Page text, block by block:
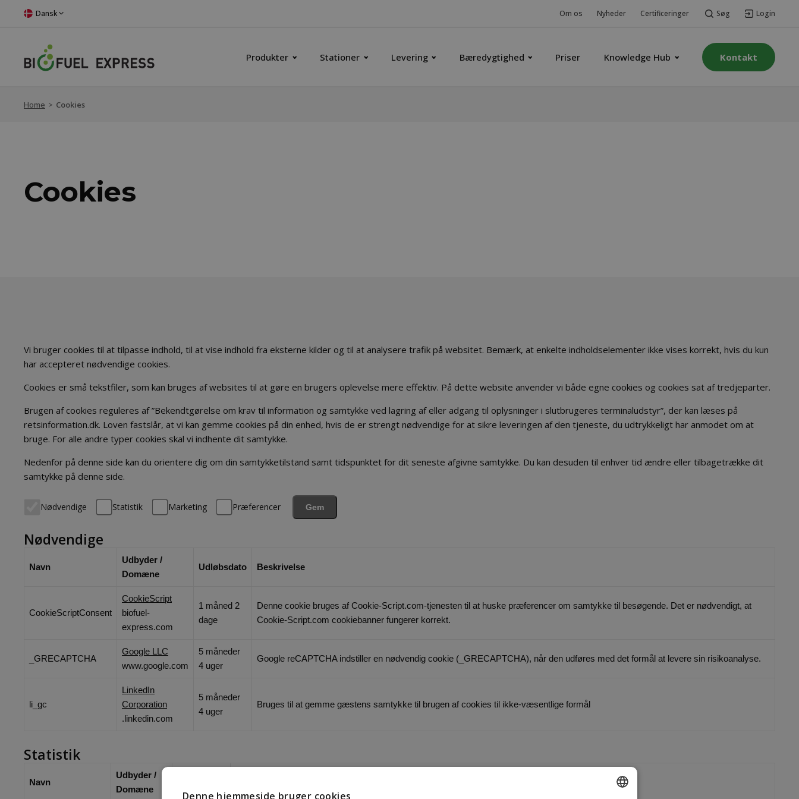
Dansk Om os Nyheder Certificeringer Søg Login
Produkter Stationer Levering Bæredygtighed Priser Knowledge Hub Kontakt
Home > Cookies
Cookies
Vi bruger cookies til at tilpasse indhold, til at vise indhold fra eksterne kilder og til at analysere trafik på websitet. Bemærk, at enkelte indholdselementer ikke vises korrekt, hvis du kun
har accepteret nødvendige cookies.
Cookies er små tekstfiler, som kan bruges af websites til at gøre en brugers oplevelse mere effektiv. På dette website anvender vi både egne cookies og cookies sat af tredjeparter.
Brugen af cookies reguleres af ”Bekendtgørelse om krav til information og samtykke ved lagring af eller adgang til oplysninger i slutbrugeres terminaludstyr”, der kan læses på
retsinformation.dk. Loven fastslår, at vi kan gemme cookies på din enhed, hvis de er strengt nødvendige for at sikre leveringen af den tjeneste, du udtrykkeligt har anmodet om at
bruge. For alle andre typer cookies skal vi indhente dit samtykke.
Nedenfor på denne side kan du orientere dig om din samtykketilstand samt tidspunktet for dit seneste afgivne samtykke. Du kan desuden til enhver tid ændre eller tilbagetrække dit
samtykke på denne side.
Nødvendige Statistik Marketing Præferencer Gem
Nødvendige
Navn
Udbyder /
Domæne
Udløbsdato Beskrivelse
CookieScriptConsent
CookieScript
biofuel-
express.com
1 måned 2
dage
Denne cookie bruges af Cookie-Script.com-tjenesten til at huske præferencer om samtykke til besøgende. Det er nødvendigt, at
Cookie-Script.com cookiebanner fungerer korrekt.
_GRECAPTCHA
Google LLC
www.google.com
5 måneder
4 uger
Google reCAPTCHA indstiller en nødvendig cookie (_GRECAPTCHA), når den udføres med det formål at levere sin risikoanalyse.
li_gc
LinkedIn
Corporation
.linkedin.com
5 måneder
4 uger
Bruges til at gemme gæstens samtykke til brugen af cookies til ikke-væsentlige formål
Statistik
Navn
Udbyder /
Domæne
Denne hjemmeside bruger cookies